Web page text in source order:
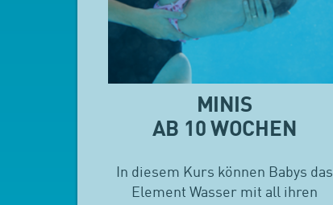
MINIS
AB 10 WOCHEN
In diesem Kurs können Babys das
Element Wasser mit all ihren